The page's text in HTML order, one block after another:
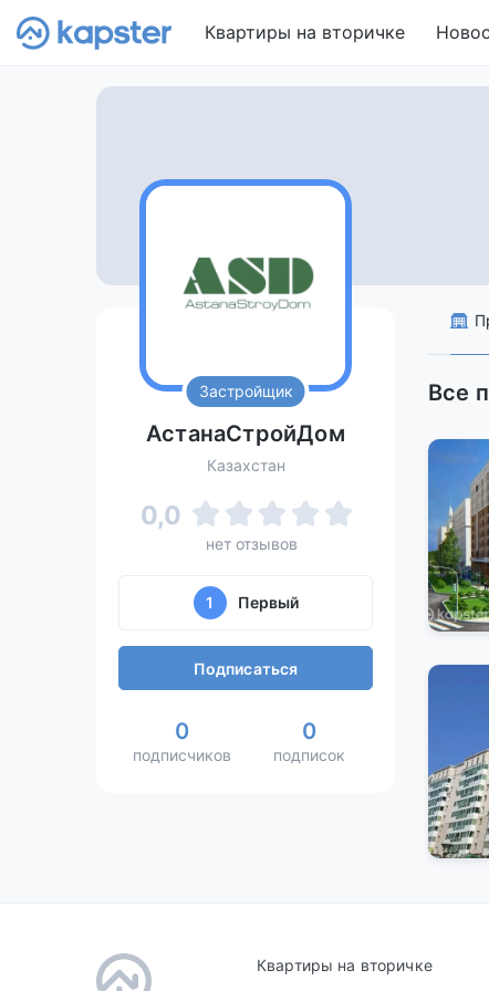
Квартиры на вторичке
Застройщик
АстанаСтройДом
Казахстан
0,0
нет отзывов
1 Первый
Подписаться
0
подписчиков
0
подписок
Все
Квартиры на вторичке